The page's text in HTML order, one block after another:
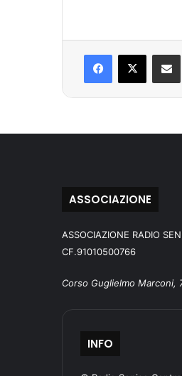
ASSOCIAZIONE
ASSOCIAZIONE RADIO
CF.91010500766
Corso Guglielmo Marconi,
INFO